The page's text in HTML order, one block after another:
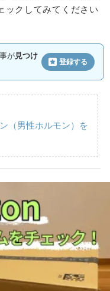
ックしてみてください
が見つけ
登録する
（男性ホルモン）を